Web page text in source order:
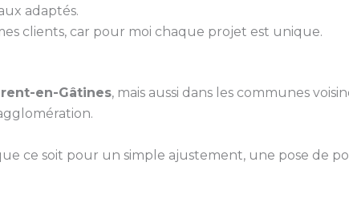
adaptés.
clients, car pour moi chaque projet est unique.
en-Gâtines, mais aussi dans les communes
ce soit pour un simple ajustement, une pose de